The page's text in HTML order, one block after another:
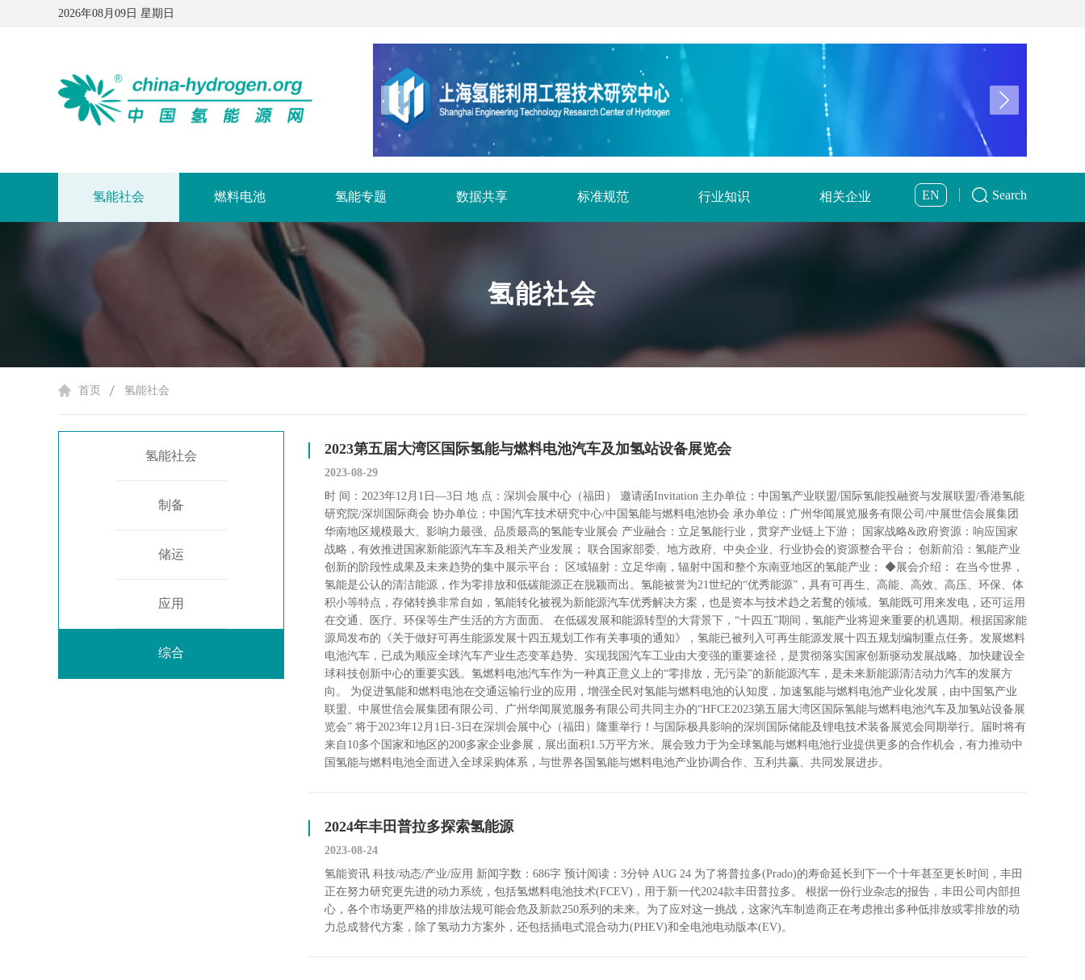
2026年08月09日 星期日
氢能社会 燃料电池 氢能专题 数据共享 标准规范 行业知识 相关企业 EN Search
氢能社会
首页 氢能社会
氢能社会
制备
储运
应用
综合
2023第五届大湾区国际氢能与燃料电池汽车及加氢站设备展览会
2023-08-29
时 间：2023年12月1日—3日 地 点：深圳会展中心（福田） 邀请函Invitation 主办单位：中国氢产业联盟/国际氢能投融资与发展联盟/香港氢能
研究院/深圳国际商会 协办单位：中国汽车技术研究中心/中国氢能与燃料电池协会 承办单位：广州华闻展览服务有限公司/中展世信会展集团
华南地区规模最大、影响力最强、品质最高的氢能专业展会 产业融合：立足氢能行业，贯穿产业链上下游； 国家战略&政府资源：响应国家
战略，有效推进国家新能源汽车车及相关产业发展； 联合国家部委、地方政府、中央企业、行业协会的资源整合平台； 创新前沿：氢能产业
创新的阶段性成果及未来趋势的集中展示平台； 区域辐射：立足华南，辐射中国和整个东南亚地区的氢能产业； ◆展会介绍： 在当今世界，
氢能是公认的清洁能源，作为零排放和低碳能源正在脱颖而出。氢能被誉为21世纪的“优秀能源”，具有可再生、高能、高效、高压、环保、体
积小等特点，存储转换非常自如，氢能转化被视为新能源汽车优秀解决方案，也是资本与技术趋之若鹜的领域。氢能既可用来发电，还可运用
在交通、医疗、环保等生产生活的方方面面。 在低碳发展和能源转型的大背景下，“十四五”期间，氢能产业将迎来重要的机遇期。根据国家能
源局发布的《关于做好可再生能源发展十四五规划工作有关事项的通知》，氢能已被列入可再生能源发展十四五规划编制重点任务。发展燃料
电池汽车，已成为顺应全球汽车产业生态变革趋势、实现我国汽车工业由大变强的重要途径，是贯彻落实国家创新驱动发展战略、加快建设全
球科技创新中心的重要实践。氢燃料电池汽车作为一种真正意义上的“零排放，无污染”的新能源汽车，是未来新能源清洁动力汽车的发展方
向。 为促进氢能和燃料电池在交通运输行业的应用，增强全民对氢能与燃料电池的认知度，加速氢能与燃料电池产业化发展，由中国氢产业
联盟、中展世信会展集团有限公司、广州华闻展览服务有限公司共同主办的“HFCE2023第五届大湾区国际氢能与燃料电池汽车及加氢站设备展
览会” 将于2023年12月1日-3日在深圳会展中心（福田）隆重举行！与国际极具影响的深圳国际储能及锂电技术装备展览会同期举行。届时将有
来自10多个国家和地区的200多家企业参展，展出面积1.5万平方米。展会致力于为全球氢能与燃料电池行业提供更多的合作机会，有力推动中
国氢能与燃料电池全面进入全球采购体系，与世界各国氢能与燃料电池产业协调合作、互利共赢、共同发展进步。
2024年丰田普拉多探索氢能源
2023-08-24
氢能资讯 科技/动态/产业/应用 新闻字数：686字 预计阅读：3分钟 AUG 24 为了将普拉多(Prado)的寿命延长到下一个十年甚至更长时间，丰田
正在努力研究更先进的动力系统，包括氢燃料电池技术(FCEV)，用于新一代2024款丰田普拉多。 根据一份行业杂志的报告，丰田公司内部担
心，各个市场更严格的排放法规可能会危及新款250系列的未来。为了应对这一挑战，这家汽车制造商正在考虑推出多种低排放或零排放的动
力总成替代方案，除了氢动力方案外，还包括插电式混合动力(PHEV)和全电池电动版本(EV)。